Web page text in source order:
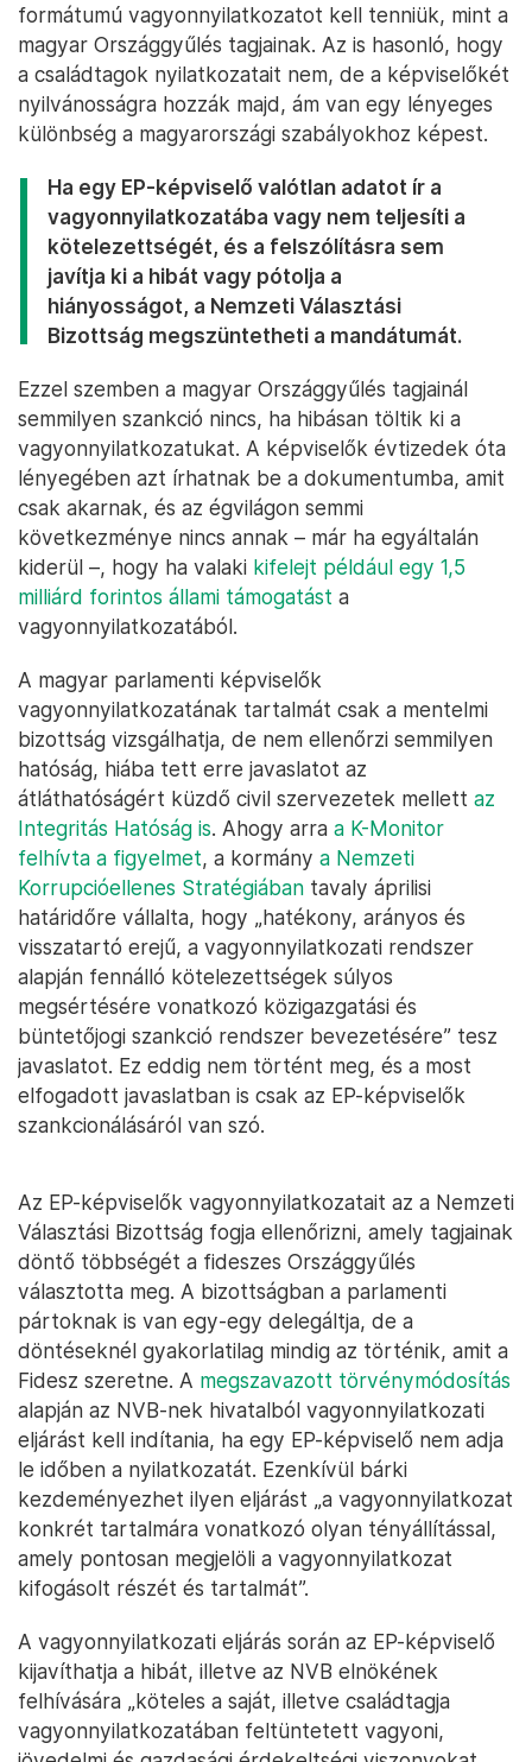
formátumú vagyonnyilatkozatot kell tenniük, mint a
magyar Országgyűlés tagjainak. Az is hasonló, hogy
a családtagok nyilatkozatait nem, de a képviselőkét
nyilvánosságra hozzák majd, ám van egy lényeges
különbség a magyarországi szabályokhoz képest.
Ha egy EP-képviselő valótlan adatot ír a
vagyonnyilatkozatába vagy nem teljesíti a
kötelezettségét, és a felszólításra sem
javítja ki a hibát vagy pótolja a
hiányosságot, a Nemzeti Választási
Bizottság megszüntetheti a mandátumát.
Ezzel szemben a magyar Országgyűlés tagjainál
semmilyen szankció nincs, ha hibásan töltik ki a
vagyonnyilatkozatukat. A képviselők évtizedek óta
lényegében azt írhatnak be a dokumentumba, amit
csak akarnak, és az égvilágon semmi
következménye nincs annak – már ha egyáltalán
kiderül –, hogy ha valaki kifelejt például egy 1,5
milliárd forintos állami támogatást a
vagyonnyilatkozatából.
A magyar parlamenti képviselők
vagyonnyilatkozatának tartalmát csak a mentelmi
bizottság vizsgálhatja, de nem ellenőrzi semmilyen
hatóság, hiába tett erre javaslatot az
átláthatóságért küzdő civil szervezetek mellett az
Integritás Hatóság is. Ahogy arra a K-Monitor
felhívta a figyelmet, a kormány a Nemzeti
Korrupcióellenes Stratégiában tavaly áprilisi
határidőre vállalta, hogy „hatékony, arányos és
visszatartó erejű, a vagyonnyilatkozati rendszer
alapján fennálló kötelezettségek súlyos
megsértésére vonatkozó közigazgatási és
büntetőjogi szankció rendszer bevezetésére” tesz
javaslatot. Ez eddig nem történt meg, és a most
elfogadott javaslatban is csak az EP-képviselők
szankcionálásáról van szó.
Az EP-képviselők vagyonnyilatkozatait az a Nemzeti
Választási Bizottság fogja ellenőrizni, amely tagjainak
döntő többségét a fideszes Országgyűlés
választotta meg. A bizottságban a parlamenti
pártoknak is van egy-egy delegáltja, de a
döntéseknél gyakorlatilag mindig az történik, amit a
Fidesz szeretne. A megszavazott törvénymódosítás
alapján az NVB-nek hivatalból vagyonnyilatkozati
eljárást kell indítania, ha egy EP-képviselő nem adja
le időben a nyilatkozatát. Ezenkívül bárki
kezdeményezhet ilyen eljárást „a vagyonnyilatkozat
konkrét tartalmára vonatkozó olyan tényállítással,
amely pontosan megjelöli a vagyonnyilatkozat
kifogásolt részét és tartalmát”.
A vagyonnyilatkozati eljárás során az EP-képviselő
kijavíthatja a hibát, illetve az NVB elnökének
felhívására „köteles a saját, illetve családtagja
vagyonnyilatkozatában feltüntetett vagyoni,